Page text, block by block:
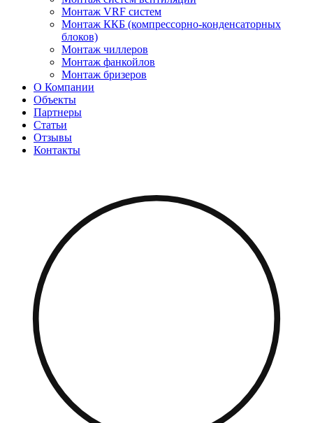
Монтаж VRF систем
Монтаж ККБ (компрессорно-конденсаторных
блоков)
Монтаж чиллеров
Монтаж фанкойлов
Монтаж бризеров
О Компании
Объекты
Партнеры
Статьи
Отзывы
Контакты